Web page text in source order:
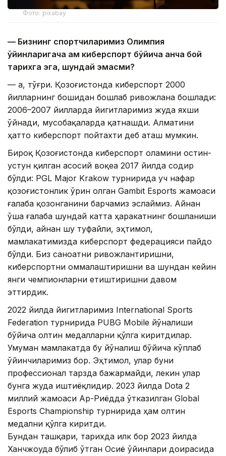
Фото: pixabay
— Бизнинг спортчиларимиз Олимпия
ўйинларигача ҳам киберспорт бўйича анча бой
тарихга эга, шундай эмасми?
— Ҳа, тўғри. Қозоғистонда киберспорт 2000
йилларнинг бошидан бошлаб ривожлана бошлади:
2006–2007 йилларда йигитларимиз жуда яхши
ўйнади, мусобақаларда қатнашди. Алматини
ҳатто киберспорт пойтахти деб аташ мумкин.
Бироқ Қозоғистонда киберспорт оламини остин-
устун қилган асосий воқеа 2017 йилда содир
бўлди: PGL Major Krakow турнирида уч нафар
қозоғистонлик ўрин олган Gambit Esports жамоаси
ғалаба қозонганини барчамиз эслаймиз. Айнан
ўша ғалаба шундай катта ҳаракатнинг бошланиши
бўлди, айнан шу туфайли, эҳтимол,
мамлакатимизда киберспорт федерацияси пайдо
бўлди. Биз саноатни ривожлантиришни,
киберспортни оммалаштиришни ва шундан кейин
янги чемпионларни етиштиришни давом
эттирдик.
2022 йилда йигитларимиз International Sports
Federation турнирида PUBG Mobile йўналиши
бўйича олтин медалларни қўлга киритдилар.
Умуман мамлакатда бу йўналиш бўйича кўплаб
ўйинчиларимиз бор. Эҳтимол, улар буни
профессионал тарзда бажармайди, лекин улар
бунга жуда иштиёқлидир. 2023 йилда Dota 2
миллий жамоаси Ар-Риёдда ўтказилган Global
Esports Championship турнирида ҳам олтин
медални қўлга киритди.
Бундан ташқари, тарихда илк бор 2023 йилда
Ханчжоуда бўлиб ўтган Осиё ўйинлари доирасида